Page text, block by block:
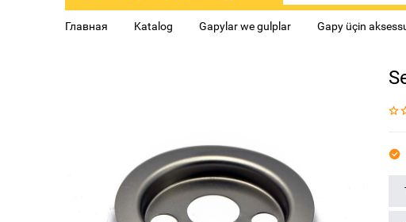
Главная Katalog Gapylar we gulplar Gapy üçin